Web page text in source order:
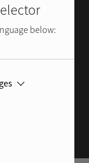
below: